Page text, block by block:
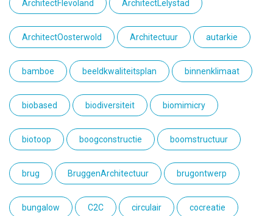
ArchitectFlevoland ArchitectLelystad
ArchitectOosterwold Architectuur autarkie
bamboe beeldkwaliteitsplan binnenklimaat
biobased biodiversiteit biomimicry
biotoop boogconstructie boomstructuur
brug BruggenArchitectuur brugontwerp
bungalow C2C circulair cocreatie